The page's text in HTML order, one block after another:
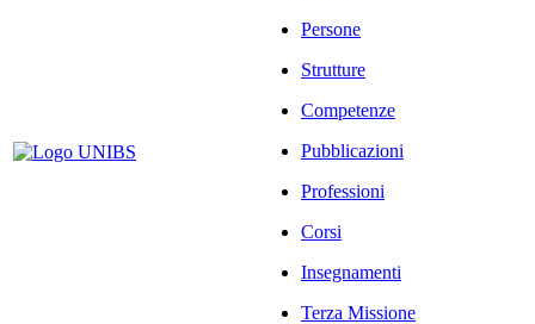
Persone
Strutture
Competenze
Pubblicazioni
Professioni
Corsi
Insegnamenti
Terza Missione